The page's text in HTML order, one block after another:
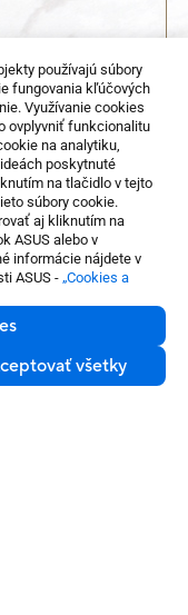
používajú súbory
fungovania kľúčových
Využívanie cookies
ovplyvniť funkcionalitu
na analytiku,
poskytnuté
na tlačidlo v tejto
súbory cookie.
aj kliknutím na
ASUS alebo v
informácie nájdete v
ASUS - „Cookies a
všetky